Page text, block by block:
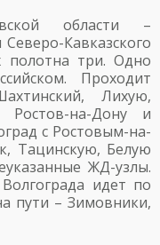
области –
Кавказского
полотна три. Одно
Проходит
Лихую,
Ростов-на-Дону и
с Ростовым-на-
Тацинскую, Белую
ЖД-узлы.
идет по
пути – Зимовники,